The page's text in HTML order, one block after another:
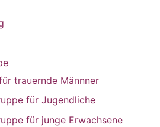
trauernde Männner
für Jugendliche
für junge Erwachsene